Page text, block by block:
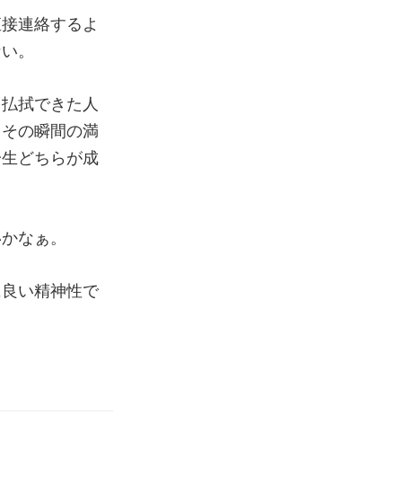
連絡するよ
。
拭できた人
の瞬間の満
どちらが成
なぁ。
い精神性で